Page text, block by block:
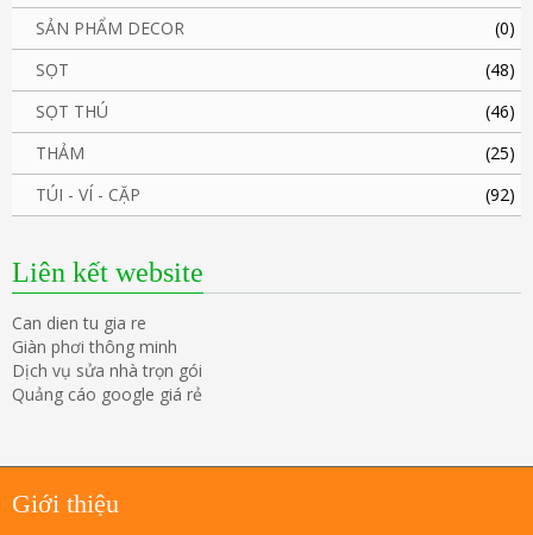
SẢN PHẨM DECOR
(0)
SỌT
(48)
SỌT THÚ
(46)
THẢM
(25)
TÚI - VÍ - CẶP
(92)
Liên kết website
Can dien tu gia re
Giàn phơi thông minh
Dịch vụ sửa nhà trọn gói
Quảng cáo google giá rẻ
Giới thiệu